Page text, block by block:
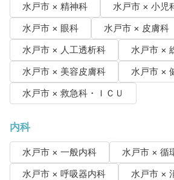
水戸市 × 精神科
水戸市 × 小児
水戸市 × 眼科
水戸市 × 皮膚科
水戸市 × 人工透析科
水戸市 ×
水戸市 × 美容皮膚科
水戸市 ×
水戸市 × 救急科・ＩＣＵ
内科
水戸市 × 一般内科
水戸市 × 循
水戸市 × 呼吸器内科
水戸市 ×